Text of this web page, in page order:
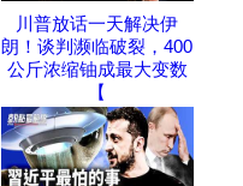
川普放话一天解决伊
朗！谈判濒临破裂，400
公斤浓缩铀成最大变数
【